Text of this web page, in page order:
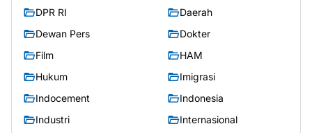
DPR RI
Daerah
Dewan Pers
Dokter
Film
HAM
Hukum
Imigrasi
Indocement
Indonesia
Industri
Internasional